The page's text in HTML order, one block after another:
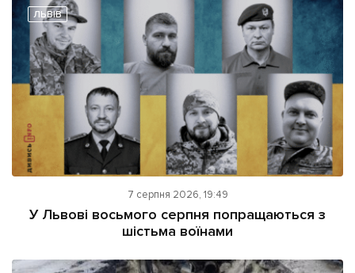
ЛЬВІВ
7 серпня 2026, 19:49
У Львові восьмого серпня попращаються з
шістьма воїнами